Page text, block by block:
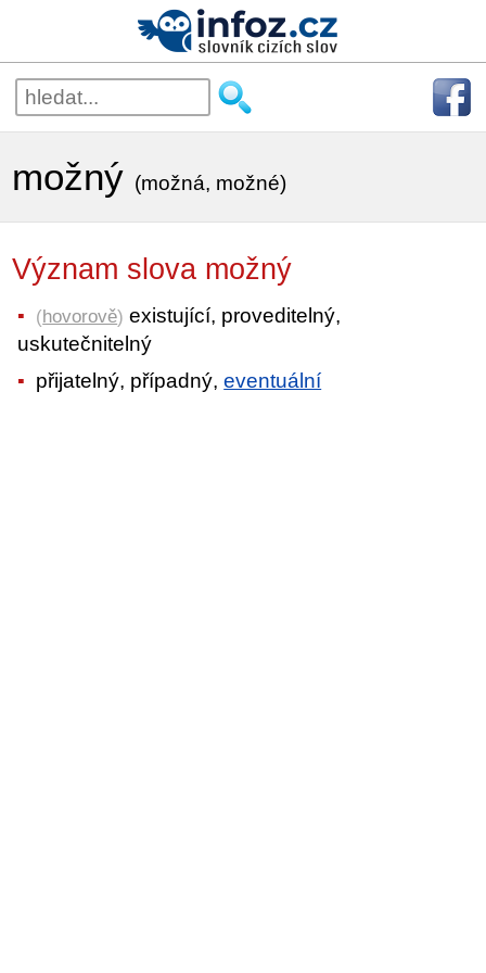
možný (možná, možné)
Význam slova možný
(hovorově) existující, proveditelný,
uskutečnitelný
přijatelný, případný,eventuální